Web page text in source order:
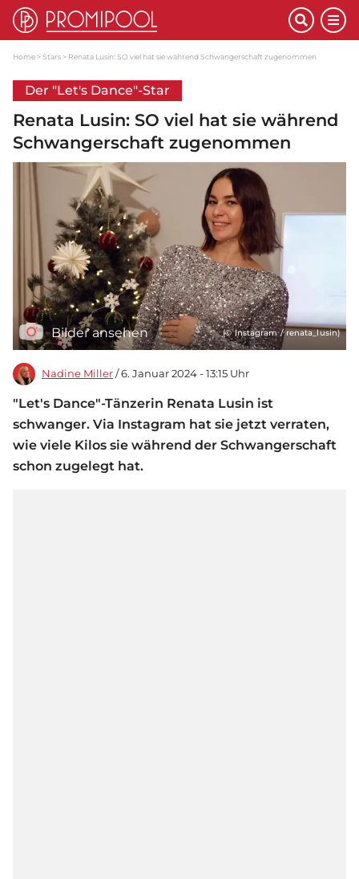
Home Stars Renata Lusin: SO viel hat sie während Schwangerschaft zugenommen
Der "Let's Dance"-Star
Renata Lusin: SO viel hat sie während
Schwangerschaft zugenommen
Bilder ansehen (© Instagram / renata_lusin)
Nadine Miller / 6. Januar 2024 - 13:15 Uhr
"Let's Dance"-Tänzerin Renata Lusin ist
schwanger. Via Instagram hat sie jetzt verraten,
wie viele Kilos sie während der Schwangerschaft
schon zugelegt hat.